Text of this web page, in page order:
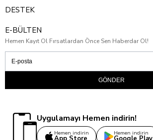
DESTEK
E-BÜLTEN
Hemen Kayıt Ol Fırsatlardan Önce Sen Haberdar Ol!
GÖNDER
Uygulamayı Hemen indirin!
Hemen indirin Hemen indirin